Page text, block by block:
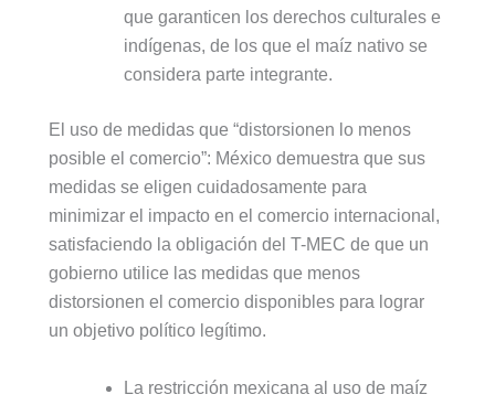
que garanticen los derechos culturales e
indígenas, de los que el maíz nativo se
considera parte integrante.
El uso de medidas que “distorsionen lo menos
posible el comercio”: México demuestra que sus
medidas se eligen cuidadosamente para
minimizar el impacto en el comercio internacional,
satisfaciendo la obligación del T-MEC de que un
gobierno utilice las medidas que menos
distorsionen el comercio disponibles para lograr
un objetivo político legítimo.
La restricción mexicana al uso de maíz